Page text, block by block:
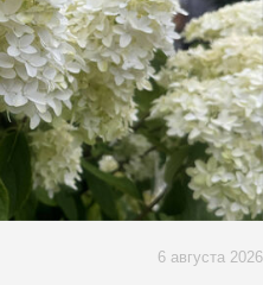
6 августа 2026